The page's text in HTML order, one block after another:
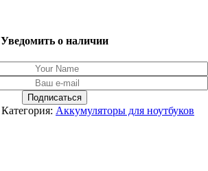
Уведомить о наличии
Категория: Аккумуляторы для ноутбуков